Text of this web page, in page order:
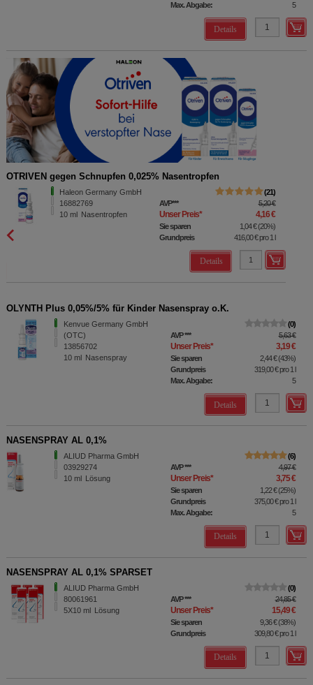
Max. Abgabe:
5
Details
OTRIVEN gegen Schnupfen 0,025% Nasentropfen
Haleon Germany GmbH
16882769
10 ml Nasentropfen
21
AVP*** 5,20 €
Unser Preis* 4,16 €
Sie sparen 1,04 € (20%)
Grundpreis
416,00 €pro 1 l
Details
OLYNTH Plus 0,05%/5% für Kinder Nasenspray o.K.
Kenvue Germany GmbH
(OTC)
13856702
10 ml Nasenspray
0
AVP*** 5,63 €
Unser Preis* 3,19 €
Sie sparen 2,44 €(43%)
Grundpreis
319,00 €pro 1 l
Max. Abgabe:
5
Details
NASENSPRAY AL 0,1%
ALIUD Pharma GmbH
03929274
10 ml Lösung
6
AVP*** 4,97 €
Unser Preis* 3,75 €
Sie sparen 1,22 €(25%)
Grundpreis
375,00 €pro 1 l
Max. Abgabe:
5
Details
NASENSPRAY AL 0,1% SPARSET
ALIUD Pharma GmbH
80061961
5X10 ml Lösung
0
AVP*** 24,85 €
Unser Preis* 15,49 €
Sie sparen 9,36 €(38%)
Grundpreis
309,80 €pro 1 l
Details